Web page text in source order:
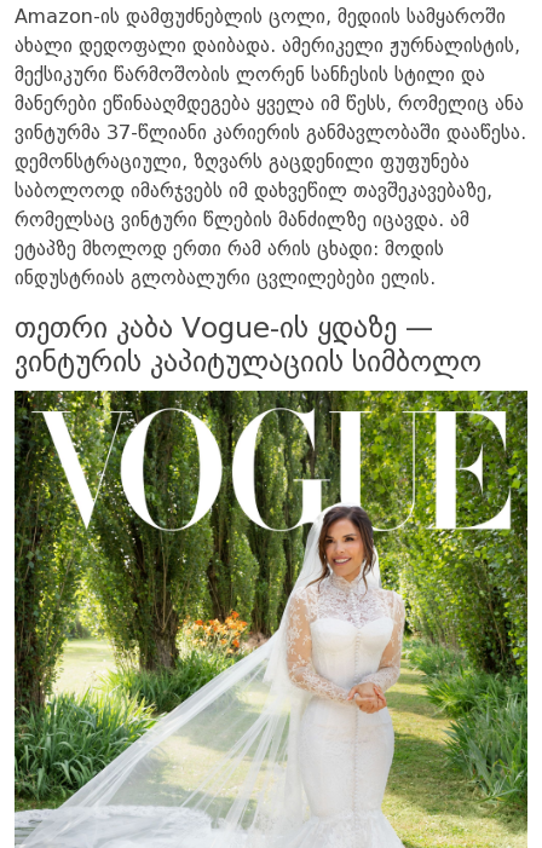
Amazon-ის დამფუძნებლის ცოლი, მედიის სამყაროში
ახალი დედოფალი დაიბადა. ამერიკელი ჟურნალისტის,
მექსიკური წარმოშობის ლორენ სანჩესის სტილი და
მანერები ეწინააღმდეგება ყველა იმ წესს, რომელიც ანა
ვინტურმა 37-წლიანი კარიერის განმავლობაში დააწესა.
დემონსტრაციული, ზღვარს გაცდენილი ფუფუნება
საბოლოოდ იმარჯვებს იმ დახვეწილ თავშეკავებაზე,
რომელსაც ვინტური წლების მანძილზე იცავდა. ამ
ეტაპზე მხოლოდ ერთი რამ არის ცხადი: მოდის
ინდუსტრიას გლობალური ცვლილებები ელის.
თეთრი კაბა Vogue-ის ყდაზე —
ვინტურის კაპიტულაციის სიმბოლო